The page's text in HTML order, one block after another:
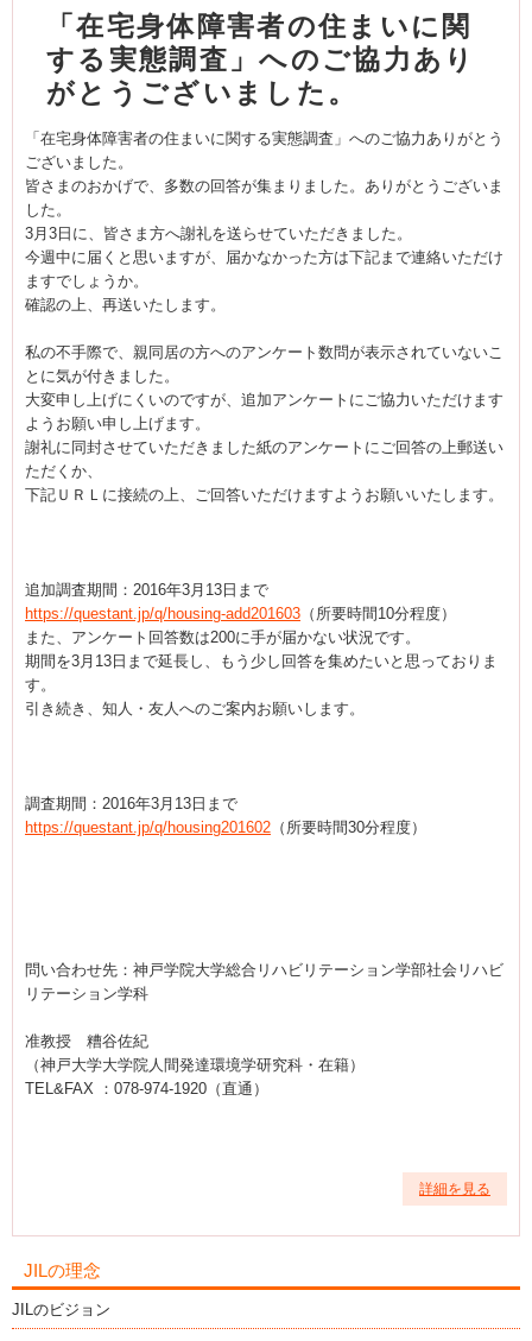
「在宅身体障害者の住まいに関
する実態調査」へのご協力あり
がとうございました。
「在宅身体障害者の住まいに関する実態調査」へのご協力ありがとう
ございました。
皆さまのおかげで、多数の回答が集まりました。ありがとうございま
した。
3月3日に、皆さま方へ謝礼を送らせていただきました。
今週中に届くと思いますが、届かなかった方は下記まで連絡いただけ
ますでしょうか。
確認の上、再送いたします。
私の不手際で、親同居の方へのアンケート数問が表示されていないこ
とに気が付きました。
大変申し上げにくいのですが、追加アンケートにご協力いただけます
ようお願い申し上げます。
謝礼に同封させていただきました紙のアンケートにご回答の上郵送い
ただくか、
下記ＵＲＬに接続の上、ご回答いただけますようお願いいたします。
追加調査期間：2016年3月13日まで
https://questant.jp/q/housing-add201603 （所要時間10分程度）
また、アンケート回答数は200に手が届かない状況です。
期間を3月13日まで延長し、もう少し回答を集めたいと思っておりま
す。
引き続き、知人・友人へのご案内お願いします。
調査期間：2016年3月13日まで
https://questant.jp/q/housing201602 （所要時間30分程度）
問い合わせ先：神戸学院大学総合リハビリテーション学部社会リハビ
リテーション学科
准教授 糟谷佐紀
（神戸大学大学院人間発達環境学研究科・在籍）
TEL&FAX ：078-974-1920（直通）
詳細を見る
JILの理念
JILのビジョン